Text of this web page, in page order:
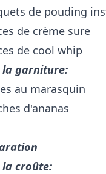
de pouding
de crème sure
de cool whip
la garniture:
au marasquin
d'ananas
la croûte: